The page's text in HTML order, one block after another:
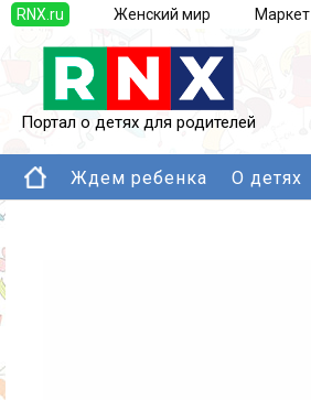
RNX.ru Женский мир Маркет
Портал о детях для родителей
Ждем ребенка О детях